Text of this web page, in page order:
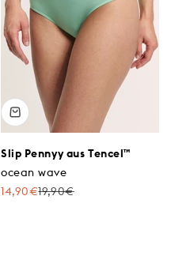
Slip Pennyy aus Tencel™
ocean wave
Angebot
14,90€Regulärer Preis
19,90€